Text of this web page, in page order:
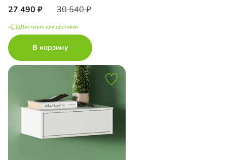
27 490 30 540
Доступно для доставки
В корзину